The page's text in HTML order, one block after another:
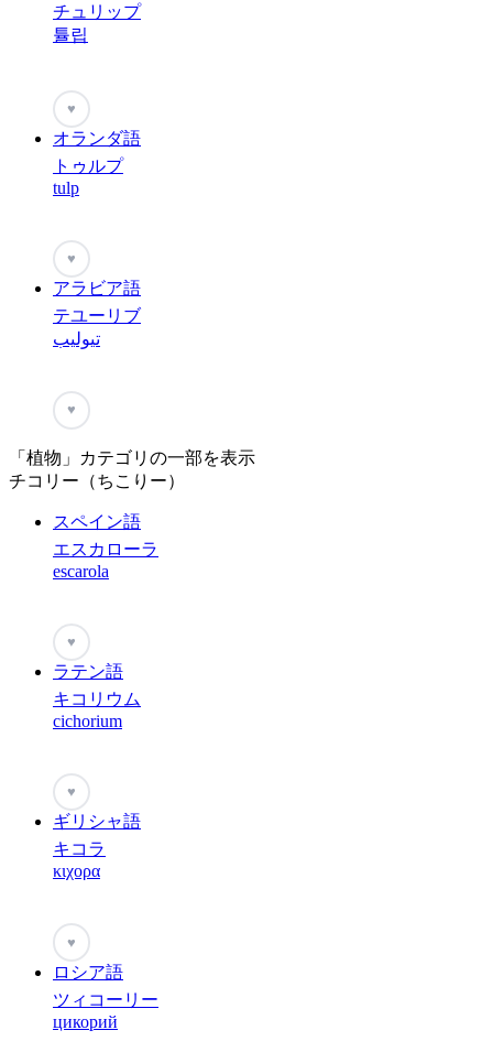
チュリップ
튤립
♥
オランダ語
トゥルプ
tulp
♥
アラビア語
テユーリブ
تيوليب
♥
「植物」カテゴリの一部を表示
チコリー（ちこりー）
スペイン語
エスカローラ
escarola
♥
ラテン語
キコリウム
cichorium
♥
ギリシャ語
キコラ
κιχορα
♥
ロシア語
ツィコーリー
цикорий